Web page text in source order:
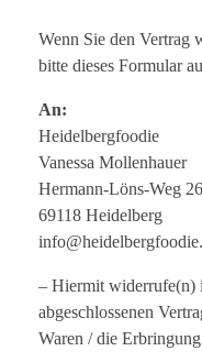
Wenn Sie den Vertrag
bitte dieses Formular
An:
Heidelbergfoodie
Vanessa Mollenhauer
Hermann-Löns-Weg 26
69118 Heidelberg
– Hiermit
abgeschlossenen
Waren / die